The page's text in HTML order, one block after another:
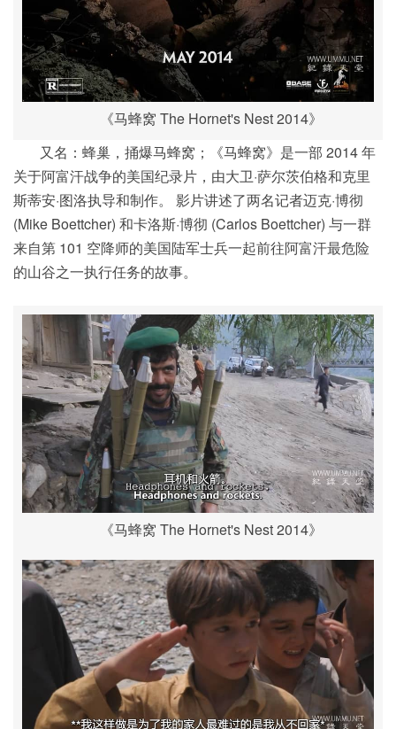
《马蜂窝 The Hornet's Nest 2014》
又名：蜂巢，捅爆马蜂窝；《马蜂窝》是一部 2014 年
关于阿富汗战争的美国纪录片，由大卫·萨尔茨伯格和克里
斯蒂安·图洛执导和制作。 影片讲述了两名记者迈克·博彻
(Mike Boettcher) 和卡洛斯·博彻 (Carlos Boettcher) 与一群
来自第 101 空降师的美国陆军士兵一起前往阿富汗最危险
的山谷之一执行任务的故事。
《马蜂窝 The Hornet's Nest 2014》